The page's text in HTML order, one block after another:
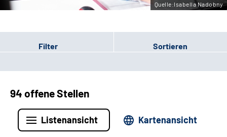
Quelle:Isabella Nadobny
Filter Sortieren
94 offene Stellen
Listenansicht Kartenansicht